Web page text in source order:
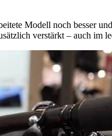
Modell noch besser
verstärkt – auch im